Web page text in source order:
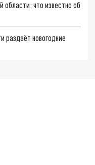
области: что известно об
раздаёт новогодние